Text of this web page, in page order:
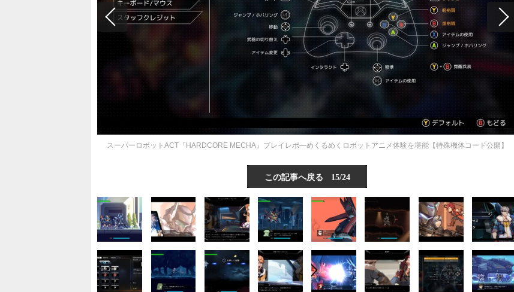
スーパーロボットACT『HARDCORE MECHA』プレイレポ―めくるめくロボットアニメ体験を堪能【特殊機体コード公開】
この記事へ戻る 15/24